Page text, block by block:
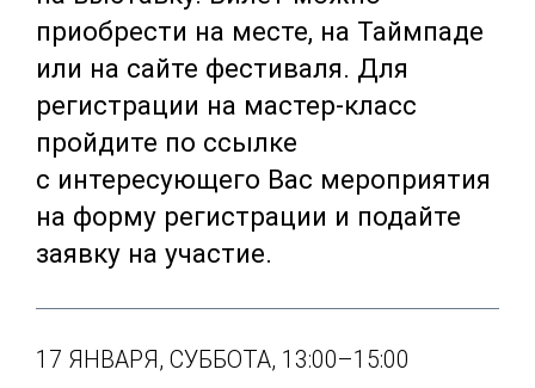
приобрести на месте, на Таймпаде
или на сайте фестиваля. Для
регистрации на мастер-класс
пройдите по ссылке
с интересующего Вас мероприятия
на форму регистрации и подайте
заявку на участие.
17 ЯНВАРЯ, СУББОТА, 13:00–15:00